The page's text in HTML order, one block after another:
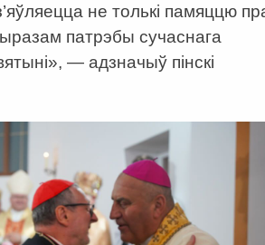
не толькі памяццю
патрэбы сучаснага
— адзначыў пінскі